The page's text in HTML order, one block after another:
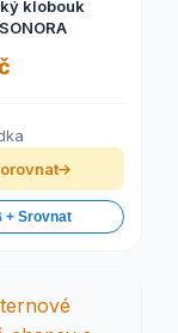
klobouk
+ Srovnat